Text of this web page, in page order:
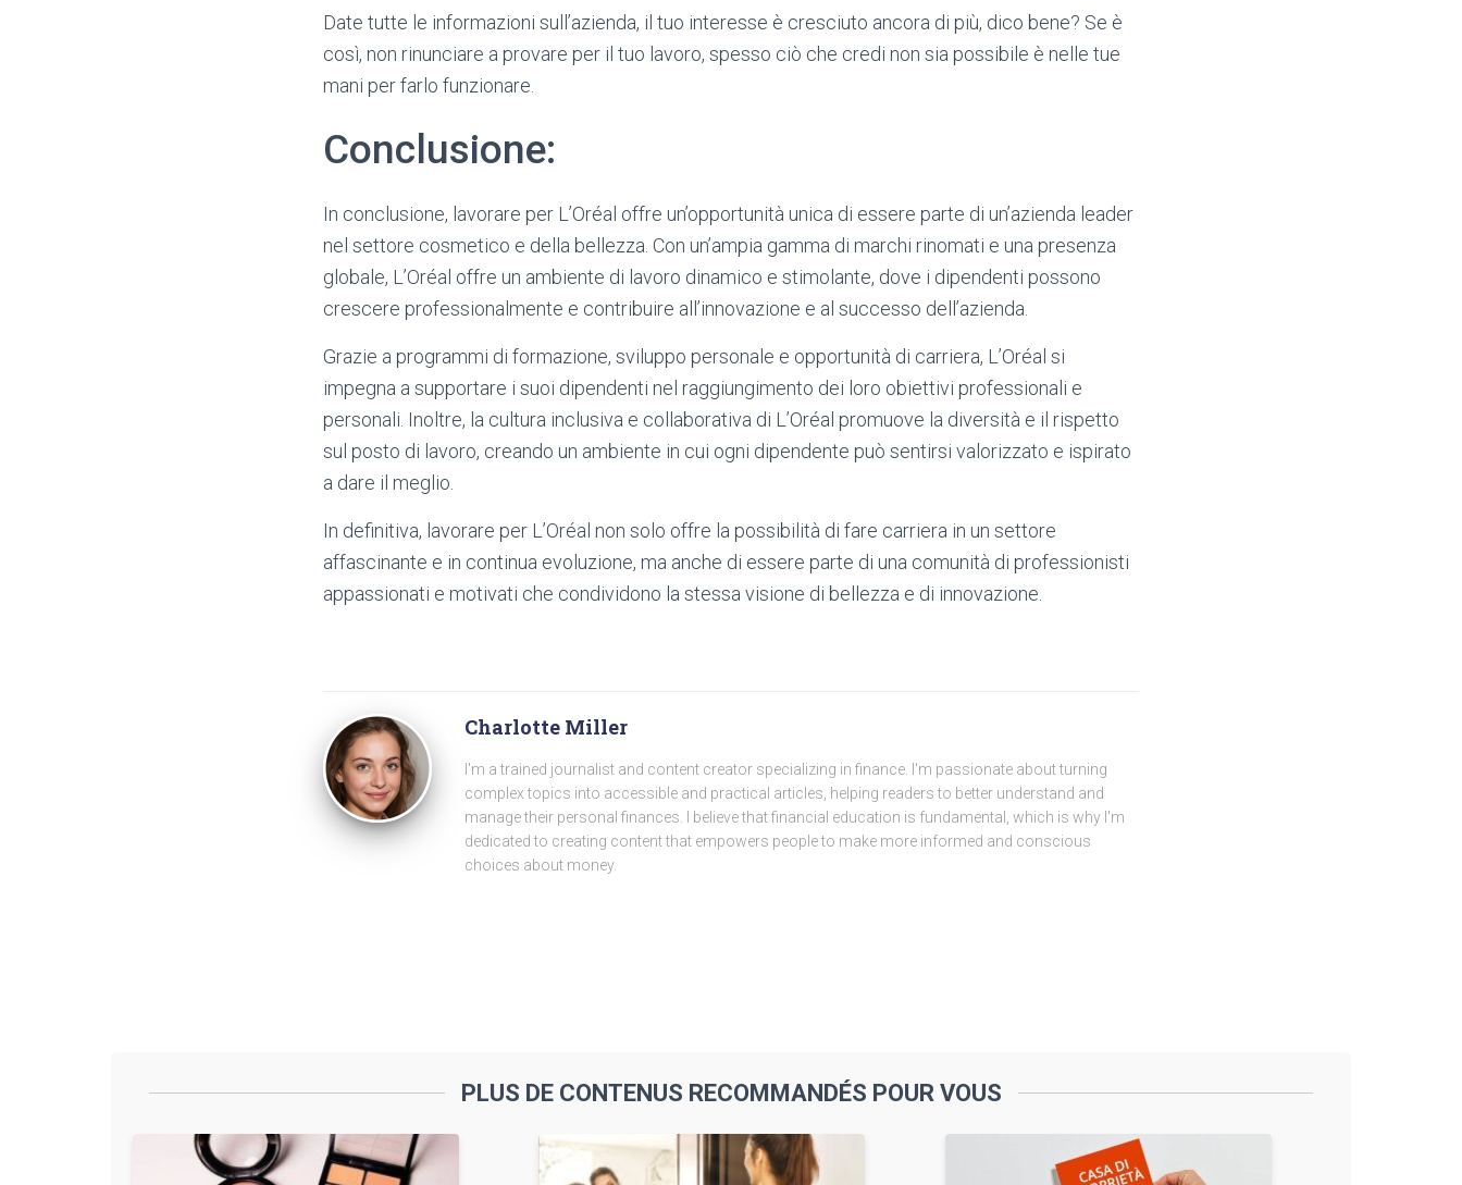
Date tutte le informazioni sull’azienda, il tuo interesse è cresciuto ancora di più, dico bene? Se è
così, non rinunciare a provare per il tuo lavoro, spesso ciò che credi non sia possibile è nelle tue
mani per farlo funzionare.
Conclusione:
In conclusione, lavorare per L’Oréal offre un’opportunità unica di essere parte di un’azienda leader
nel settore cosmetico e della bellezza. Con un’ampia gamma di marchi rinomati e una presenza
globale, L’Oréal offre un ambiente di lavoro dinamico e stimolante, dove i dipendenti possono
crescere professionalmente e contribuire all’innovazione e al successo dell’azienda.
Grazie a programmi di formazione, sviluppo personale e opportunità di carriera, L’Oréal si
impegna a supportare i suoi dipendenti nel raggiungimento dei loro obiettivi professionali e
personali. Inoltre, la cultura inclusiva e collaborativa di L’Oréal promuove la diversità e il rispetto
sul posto di lavoro, creando un ambiente in cui ogni dipendente può sentirsi valorizzato e ispirato
a dare il meglio.
In definitiva, lavorare per L’Oréal non solo offre la possibilità di fare carriera in un settore
affascinante e in continua evoluzione, ma anche di essere parte di una comunità di professionisti
appassionati e motivati che condividono la stessa visione di bellezza e di innovazione.
Charlotte Miller
I'm a trained journalist and content creator specializing in finance. I'm passionate about turning
complex topics into accessible and practical articles, helping readers to better understand and
manage their personal finances. I believe that financial education is fundamental, which is why I'm
dedicated to creating content that empowers people to make more informed and conscious
choices about money.
PLUS DE CONTENUS RECOMMANDÉS POUR VOUS